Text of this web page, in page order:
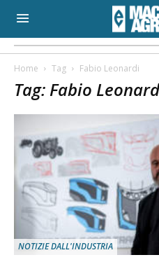
Home Tag Fabio Leonardi
Tag: Fabio
NOTIZIE DALL'INDUSTRIA